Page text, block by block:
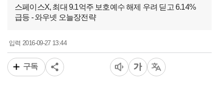
스페이스X, 최대 9.1억주 보호예수 해제 우려 딛고 6.14%
급등 - 와우넷 오늘장전략
입력 2016-09-27 13:44
구독